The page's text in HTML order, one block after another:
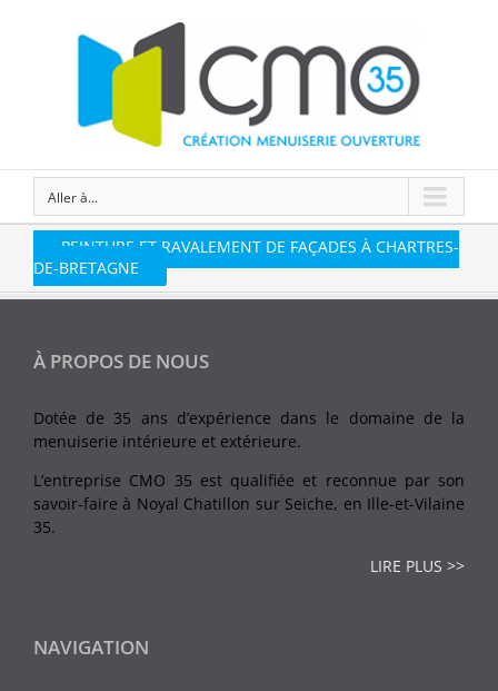
Aller à...
PEINTURE ET RAVALEMENT DE FAÇADES À CHARTRES-
DE-BRETAGNE
À PROPOS DE NOUS
Dotée de 35 ans d’expérience dans le domaine de la
menuiserie intérieure et extérieure.
L’entreprise CMO 35 est qualifiée et reconnue par son
savoir-faire à Noyal Chatillon sur Seiche, en Ille-et-Vilaine
35.
LIRE PLUS >>
NAVIGATION